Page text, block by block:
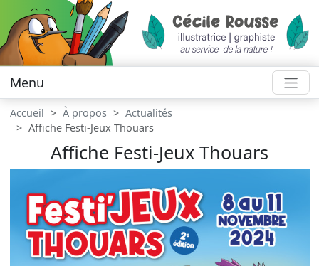
Menu
Accueil À propos
Actualités
Affiche Festi-Jeux Thouars
Affiche Festi-Jeux Thouars